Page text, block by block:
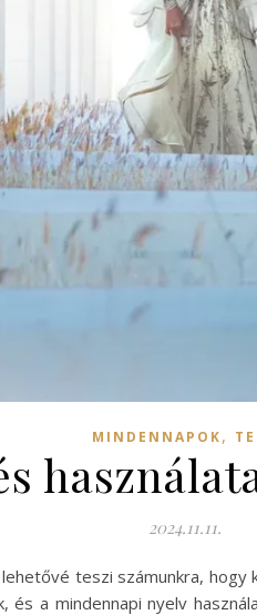
MINDENNAPOK,
2024.11.11.
teszi számunkra,
a mindennapi nyelv